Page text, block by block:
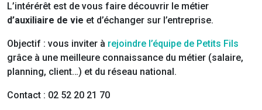
L’intérérêt est de vous faire découvrir le métier
d’auxiliaire de vie et d’échanger sur l’entreprise.
Objectif : vous inviter à rejoindre l’équipe de Petits Fils
grâce à une meilleure connaissance du métier (salaire,
planning, client…) et du réseau national.
Contact : 02 52 20 21 70